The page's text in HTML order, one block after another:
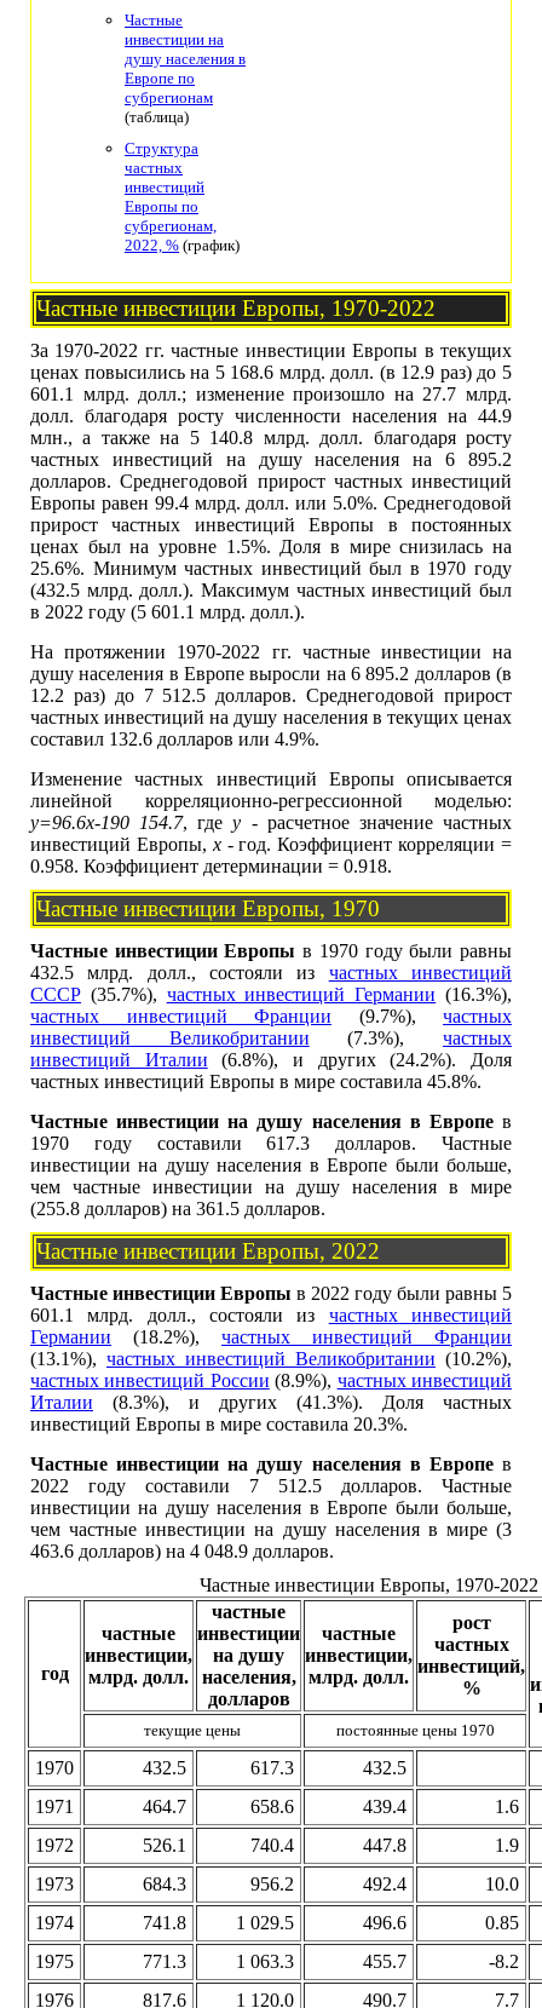
Частные
инвестиции на
душу населения в
Европе по
субрегионам
(таблица)
Структура
частных
инвестиций
Европы по
субрегионам,
2022, % (график)
Частные инвестиции Европы, 1970-2022
За 1970-2022 гг. частные инвестиции Европы в текущих
ценах повысились на 5 168.6 млрд. долл. (в 12.9 раз) до 5
601.1 млрд. долл.; изменение произошло на 27.7 млрд.
долл. благодаря росту численности населения на 44.9
млн., а также на 5 140.8 млрд. долл. благодаря росту
частных инвестиций на душу населения на 6 895.2
долларов. Среднегодовой прирост частных инвестиций
Европы равен 99.4 млрд. долл. или 5.0%. Среднегодовой
прирост частных инвестиций Европы в постоянных
ценах был на уровне 1.5%. Доля в мире снизилась на
25.6%. Минимум частных инвестиций был в 1970 году
(432.5 млрд. долл.). Максимум частных инвестиций был
в 2022 году (5 601.1 млрд. долл.).
На протяжении 1970-2022 гг. частные инвестиции на
душу населения в Европе выросли на 6 895.2 долларов (в
12.2 раз) до 7 512.5 долларов. Среднегодовой прирост
частных инвестиций на душу населения в текущих ценах
составил 132.6 долларов или 4.9%.
Изменение частных инвестиций Европы описывается
линейной корреляционно-регрессионной моделью:
y=96.6x-190 154.7, гдеy - расчетное значение частных
инвестиций Европы, x- год. Коэффициент корреляции =
0.958. Коэффициент детерминации = 0.918.
Частные инвестиции Европы, 1970
Частные инвестиции Европы в 1970 году были равны
432.5 млрд. долл., состояли из частных инвестиций
СССР (35.7%), частных инвестиций Германии (16.3%),
частных инвестиций Франции (9.7%), частных
инвестиций Великобритании (7.3%),частных
инвестиций Италии (6.8%), и других (24.2%). Доля
частных инвестиций Европы в мире составила 45.8%.
Частные инвестиции на душу населения в Европев
1970 году составили 617.3 долларов. Частные
инвестиции на душу населения в Европе были больше,
чем частные инвестиции на душу населения в мире
(255.8 долларов) на 361.5 долларов.
Частные инвестиции Европы, 2022
Частные инвестиции Европы в 2022 году были равны 5
601.1 млрд. долл., состояли из частных инвестиций
Германии (18.2%), частных инвестиций Франции
(13.1%), частных инвестиций Великобритании (10.2%),
частных инвестиций России (8.9%), частных инвестиций
Италии (8.3%), и других (41.3%). Доля частных
инвестиций Европы в мире составила 20.3%.
Частные инвестиции на душу населения в Европев
2022 году составили 7 512.5 долларов. Частные
инвестиции на душу населения в Европе были больше,
чем частные инвестиции на душу населения в мире (3
463.6 долларов) на 4 048.9 долларов.
Частные инвестиции Европы, 1970-2022
год
частные
инвестиции,
млрд. долл.
частные
инвестиции
на душу
населения,
долларов
частные
инвестиции,
млрд. долл.
рост
частных
инвестиций,
%
текущие цены постоянные цены 1970
1970 432.5 617.3
432.5
1971
464.7 658.6 439.4
1.6
1972
526.1 740.4 447.8
1.9
1973
684.3 956.2 492.4
10.0
1974
741.8 1 029.5 496.6
0.85
1975
771.3 1 063.3 455.7
-8.2
1976
817.6 1 120.0 490.7 7.7